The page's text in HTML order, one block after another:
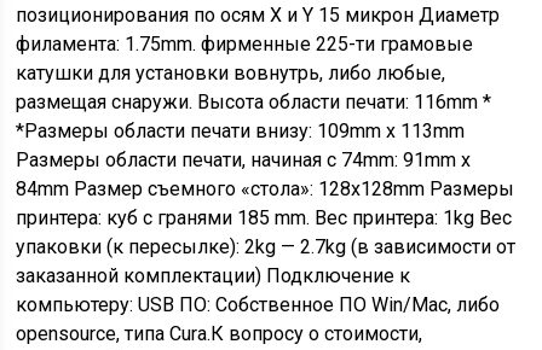
позиционирования по осям X и Y 15 микрон Диаметр
филамента: 1.75mm. фирменные 225-ти грамовые
катушки для установки вовнутрь, либо любые,
размещая снаружи. Высота области печати: 116mm *
*Размеры области печати внизу: 109mm x 113mm
Размеры области печати, начиная с 74mm: 91mm x
84mm Размер съемного «стола»: 128x128mm Размеры
принтера: куб с гранями 185 mm. Вес принтера: 1kg Вес
упаковки (к пересылке): 2kg — 2.7kg (в зависимости от
заказанной комплектации) Подключение к
компьютеру: USB ПО: Собственное ПО Win/Mac, либо
opensource, типа Cura.К вопросу о стоимости,